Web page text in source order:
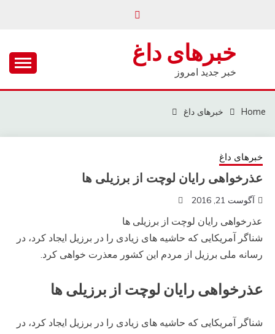
خبرهای داغ
خبر جدید امروز
Home خبرهای داغ
خبرهای داغ
عذرخواهی رایان لوچت از برزیلی ها
آگوست 21, 2016
عذرخواهی رایان لوچت از برزیلی ها
شناگر آمریکایی که حاشیه های زیادی را در برزیل ایجاد کرد، در
رسانه ملی برزیل از مردم این کشور معذرت خواهی کرد.
عذرخواهی رایان لوچت از برزیلی ها
شناگر آمریکایی که حاشیه های زیادی را در برزیل ایجاد کرد، در